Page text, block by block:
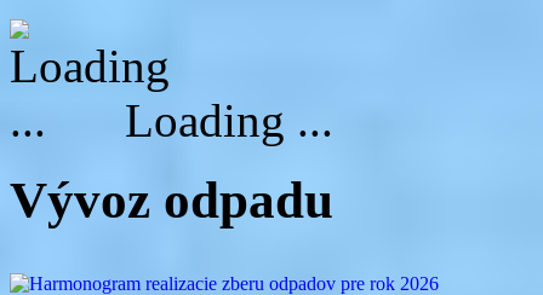
Loading ...
Vývoz odpadu